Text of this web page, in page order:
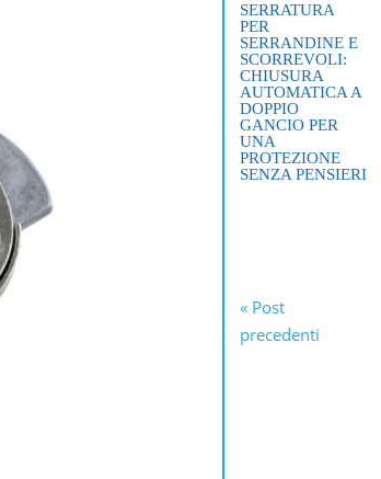
SERRATURA
PER
SERRANDINE E
SCORREVOLI:
CHIUSURA
AUTOMATICA A
DOPPIO
GANCIO PER
UNA
PROTEZIONE
SENZA PENSIERI
« Post
precedenti